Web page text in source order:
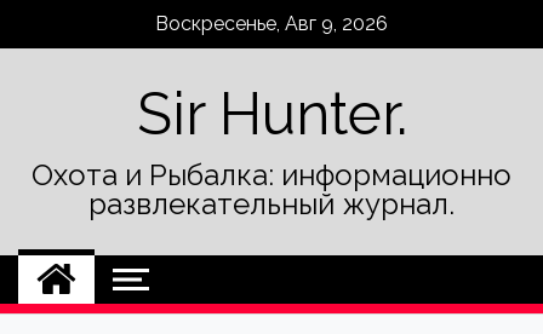
Воскресенье, Авг 9, 2026
Sir Hunter.
Охота и Рыбалка: информационно
развлекательный журнал.